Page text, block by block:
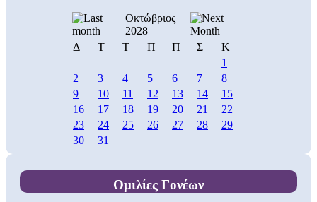
Οκτώβριος
2028
Δ
Τ Τ Π Π Σ
Κ
1
2
3 4 5 6 7
8
9
10 11 12 13 14
15
16
17 18 19 20 21
22
23
24 25 26 27 28
29
30
31
Ομιλίες Γονέων